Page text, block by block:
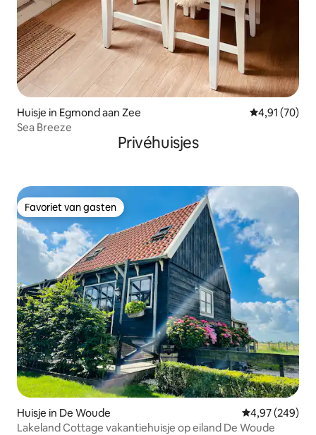
Huisje in Egmond aan Zee Gemiddelde
4,91 (70)
Sea Breeze
Privéhuisjes
Favoriet van gasten
Favoriet van gasten
Huisje in De Woude Gemiddelde
4,97 (249)
Lakeland Cottage vakantiehuisje op eiland De Woude